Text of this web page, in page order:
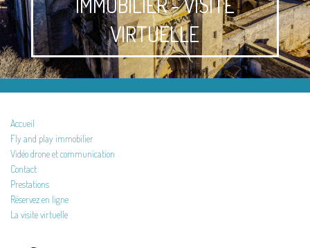
VIRTUELLE
Accueil
Fly and play immobilier
Vidéo drone et communication
Contact
Prestations
Réservez en ligne
La visite virtuelle